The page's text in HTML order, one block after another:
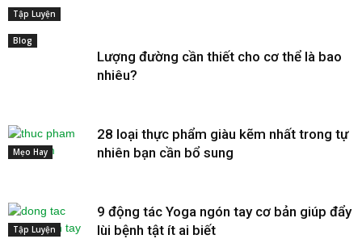
Tập Luyện
Blog
Lượng đường cần thiết cho cơ thể là bao
nhiêu?
Mẹo Hay
28 loại thực phẩm giàu kẽm nhất trong tự
nhiên bạn cần bổ sung
Tập Luyện
9 động tác Yoga ngón tay cơ bản giúp đẩy
lùi bệnh tật ít ai biết